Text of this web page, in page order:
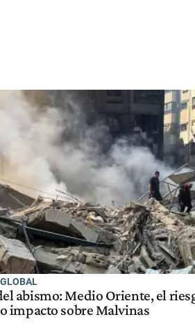
abismo: Medio Oriente, el
impacto sobre Malvinas